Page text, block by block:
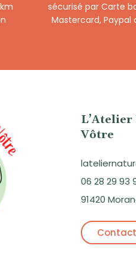
sécurisé par Carte
Mastercard, Paypal
Vôtre
06 28 29 93
91420